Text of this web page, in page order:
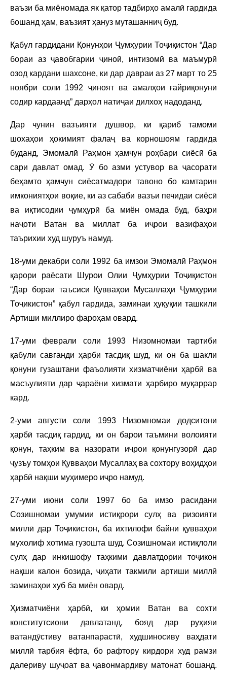
ваъзи ба миёномада як қатор тадбирҳо амалӣ гардида
бошанд ҳам, ваъзият ҳануз муташанниҷ буд.
Қабул гардидани Қонунҳои Ҷумҳурии Тоҷиқистон “Дар
бораи аз ҷавобгарии ҷиноӣ, интизомӣ ва маъмурӣ
озод кардани шахсоне, ки дар давраи аз 27 март то 25
ноябри соли 1992 ҷиноят ва амалҳои ғайриқонунӣ
содир кардаанд” дарҳол натиҷаи дилхоҳ надоданд.
Дар чунин вазъияти душвор, ки қариб тамоми
шохаҳои ҳокимият фалаҷ ва корношоям гардида
буданд, Эмомалӣ Раҳмон ҳамчун роҳбари сиёсӣ ба
сари давлат омад. Ӯ бо азми устувор ва ҷасорати
беҳамто ҳамчун сиёсатмадори тавоно бо камтарин
имкониятҳои воқие, ки аз сабаби вазъи печидаи сиёсӣ
ва иқтисодии ҷумҳурӣ ба миён омада буд, баҳри
наҷоти Ватан ва миллат ба иҷрои вазифаҳои
таърихии худ шуруъ намуд.
18-уми декабри соли 1992 ба имзои Эмомалӣ Раҳмон
қарори раёсати Шурои Олии Ҷумҳурии Тоҷиқистон
“Дар бораи таъсиси Қувваҳои Мусаллаҳи Ҷумҳурии
Тоҷикистон” қабул гардида, заминаи ҳуқуқии ташкили
Артиши миллиро фароҳам овард.
17-уми феврали соли 1993 Низомномаи тартиби
қабули савганди ҳарби тасдиқ шуд, ки он ба шакли
қонуни гузаштани фаъолияти хизматчиёни ҳарбӣ ва
масъулияти дар ҷараёни хизмати ҳарбиро муқаррар
кард.
2-уми августи соли 1993 Низомномаи додситони
ҳарбӣ тасдиқ гардид, ки он барои таъмини волоияти
қонун, таҳким ва назорати иҷрои қонунгузорӣ дар
ҷузъу томҳои Қувваҳои Мусаллаҳ ва сохтору воҳидҳои
ҳарбӣ нақши муҳимеро иҷро намуд.
27-уми июни соли 1997 бо ба имзо расидани
Созишномаи умумии истиқрори сулҳ ва ризоияти
миллӣ дар Тоҷикистон, ба ихтилофи байни қувваҳои
мухолиф хотима гузошта шуд. Созишномаи истиқлоли
сулҳ дар инкишофу таҳкими давлатдории тоҷикон
нақши калон бозида, ҷиҳати такмили артиши миллӣ
заминаҳои хуб ба миён овард.
Ҳизматчиёни ҳарбӣ, ки ҳомии Ватан ва сохти
конститутсиони давлатанд, бояд дар руҳияи
ватандӯстиву ватанпарастӣ, худшиносиву ваҳдати
миллӣ тарбия ёфта, бо рафтору кирдори худ рамзи
далериву шуҷоат ва ҷавонмардиву матонат бошанд.